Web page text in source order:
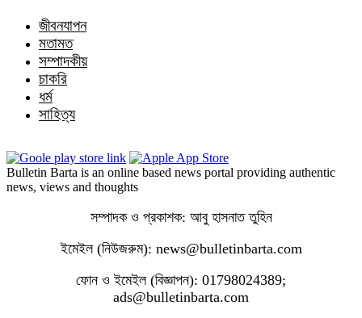
জীবনযাপন
মতামত
সম্পাদকীয়
চাকরি
ধর্ম
সাহিত্য
Bulletin Barta is an online based news portal providing authentic
news, views and thoughts
সম্পাদক ও প্রকাশক: আবু হাসনাত তুহিন
ইমেইল (নিউজরুম): news@bulletinbarta.com
ফোন ও ইমেইল (বিজ্ঞাপন): 01798024389;
ads@bulletinbarta.com